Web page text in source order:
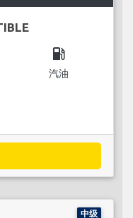
local_gas_station
汽油
中级